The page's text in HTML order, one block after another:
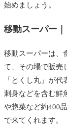
始めましょう。
移動スーパー
移動スーパーは、
て、その場で販売
「とくし丸」が
刺身などを含む鮮
や惣菜など約400
で来てくれます。